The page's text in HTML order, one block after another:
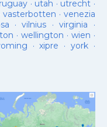
· utah · utrecht ·
vasterbotten · venezia
·vilnius ·virginia ·
· wellington · wien ·
·xipre · york·